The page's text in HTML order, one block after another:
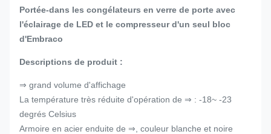
Portée-dans les congélateurs en verre de porte avec
l'éclairage de LED et le compresseur d'un seul bloc
d'Embraco
Descriptions de produit :
⇒ grand volume d'affichage
La température très réduite d'opération de ⇒ : -18~ -23
degrés Celsius
Armoire en acier enduite de ⇒, couleur blanche et noire